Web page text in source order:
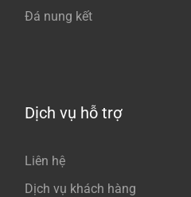
Đá nung kết
Dịch vụ hỗ trợ
Liên hệ
Dịch vụ khách hàng